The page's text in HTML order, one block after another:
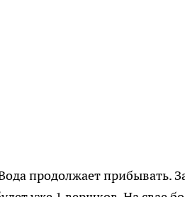
продолжает прибывать.